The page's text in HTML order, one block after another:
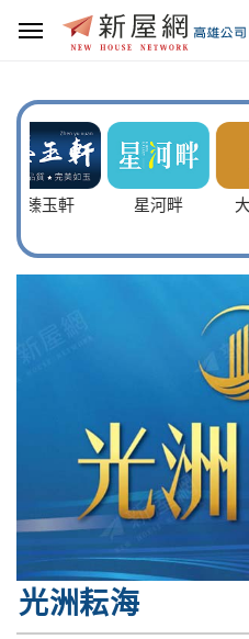
大隱極上
光洲耘海